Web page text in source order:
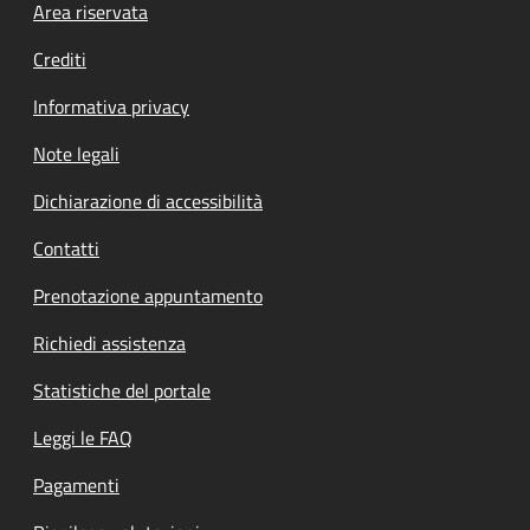
Footer menu
Area riservata
Crediti
Informativa privacy
Note legali
Dichiarazione di accessibilità
Contatti
Prenotazione appuntamento
Richiedi assistenza
Statistiche del portale
Leggi le FAQ
Pagamenti